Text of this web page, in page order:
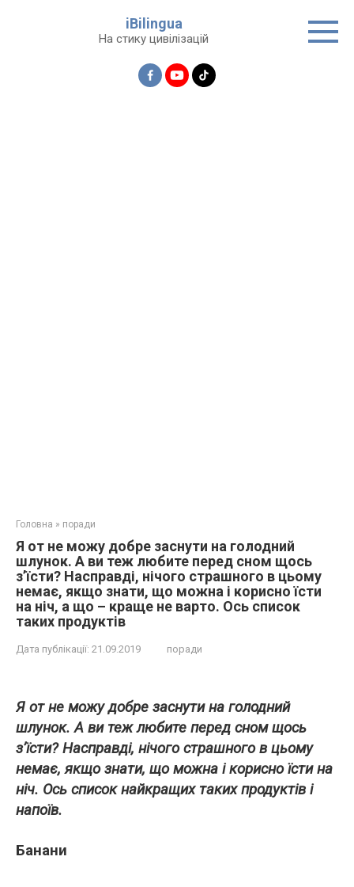
iBilingua
На стику цивілізацій
Головна » поради
Я от не можу добре заснути на голодний
шлунок. А ви теж любите перед сном щось
з’їсти? Насправді, нічого страшного в цьому
немає, якщо знати, що можна і корисно їсти
на ніч, а що – краще не варто. Ось список
таких продуктів
Дата публікації: 21.09.2019 поради
Я от не можу добре заснути на голодний
шлунок. А ви теж любите перед сном щось
з’їсти? Насправді, нічого страшного в цьому
немає, якщо знати, що можна і корисно їсти на
ніч. Ось список найкращих таких продуктів і
напоїв.
Банани